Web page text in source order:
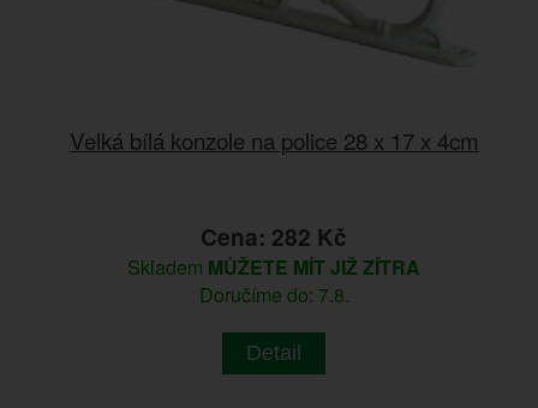
Velká bílá konzole na police 28 x 17 x 4cm
Cena: 282 Kč
Skladem MŮŽETE MÍT JIŽ ZÍTRA
Doručíme do: 7.8.
Detail